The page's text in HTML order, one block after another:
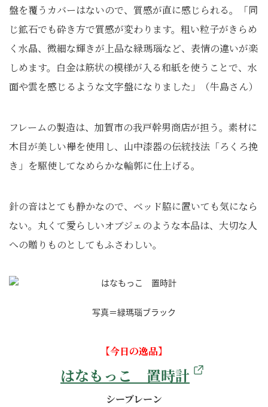
盤を覆うカバーはないので、質感が直に感じられる。「同
じ鉱石でも砕き方で質感が変わります。粗い粒子がきらめ
く水晶、微細な輝きが上品な緑瑪瑙など、表情の違いが楽
しめます。白金は筋状の模様が入る和紙を使うことで、水
面や雲を感じるような文字盤になりました」（牛島さん）
フレームの製造は、加賀市の我戸幹男商店が担う。素材に
木目が美しい欅を使用し、山中漆器の伝統技法「ろくろ挽
き」を駆使してなめらかな輪郭に仕上げる。
針の音はとても静かなので、ベッド脇に置いても気になら
ない。丸くて愛らしいオブジェのような本品は、大切な人
への贈りものとしてもふさわしい。
写真＝緑瑪瑙ブラック
【今日の逸品】
はなもっこ 置時計
シーブレーン